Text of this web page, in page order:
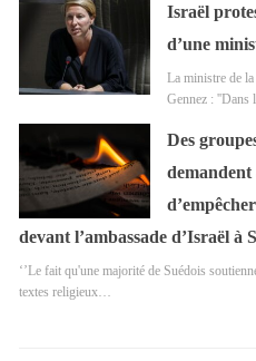
Israël
d’une
La ministre de
Gennez : ''Dans
Des
demandent
devant l’ambassade d’Israël à
‘’Le fait qu'une majorité de Suédois
textes religieux…